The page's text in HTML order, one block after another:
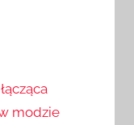
modzie